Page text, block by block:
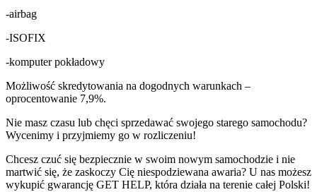
-airbag
-ISOFIX
-komputer pokładowy
Możliwość skredytowania na dogodnych warunkach –
oprocentowanie 7,9%.
Nie masz czasu lub chęci sprzedawać swojego starego samochodu?
Wycenimy i przyjmiemy go w rozliczeniu!
Chcesz czuć się bezpiecznie w swoim nowym samochodzie i nie
martwić się, że zaskoczy Cię niespodziewana awaria? U nas możesz
wykupić gwarancję GET HELP, która działa na terenie całej Polski!